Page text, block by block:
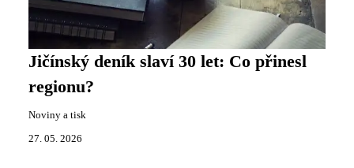
Jičínský deník slaví 30 let: Co přinesl
regionu?
Noviny a tisk
27. 05. 2026